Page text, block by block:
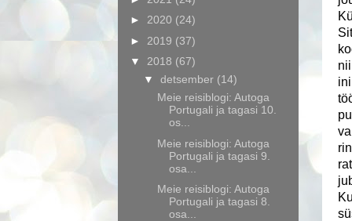
► 2020 (24)
► 2019 (37)
▼ 2018 (67)
▼ detsember (14)
Meie reisiblogi: Autoga
Portugali ja tagasi 10.
os...
Meie reisiblogi: Autoga
Portugali ja tagasi 9.
osa...
Meie reisiblogi: Autoga
Portugali ja tagasi 8.
osa...